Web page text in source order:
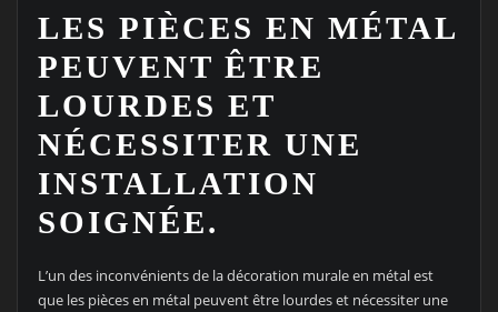
LES PIÈCES EN MÉTAL
PEUVENT ÊTRE
LOURDES ET
NÉCESSITER UNE
INSTALLATION
SOIGNÉE.
L’un des inconvénients de la décoration murale en métal est
que les pièces en métal peuvent être lourdes et nécessiter une